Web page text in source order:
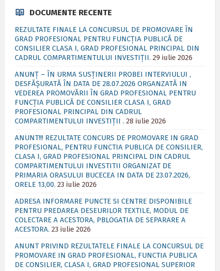
DOCUMENTE RECENTE
REZULTATE FINALE LA CONCURSUL DE PROMOVARE ÎN
GRAD PROFESIONAL PENTRU FUNCȚIA PUBLICĂ DE
CONSILIER CLASA I, GRAD PROFESIONAL PRINCIPAL DIN
CADRUL COMPARTIMENTULUI INVESTIȚII. 29 iulie 2026
ANUNȚ – ÎN URMA SUSȚINERII PROBEI INTERVIULUI ,
DESFĂȘURATĂ ÎN DATA DE 28.07.2026 ORGANZATĂ IN
VEDEREA PROMOVĂRII ÎN GRAD PROFESIONAL PENTRU
FUNCȚIA PUBLICĂ DE CONSILIER CLASA I, GRAD
PROFESIONAL PRINCIPAL DIN CADRUL
COMPARTIMENTULUI INVESTIȚII . 28 iulie 2026
ANUNT!!! REZULTATE CONCURS DE PROMOVARE IN GRAD
PROFESIONAL, PENTRU FUNCTIA PUBLICA DE CONSILIER,
CLASA I, GRAD PROFESIONAL PRINCIPAL DIN CADRUL
COMPARTIMENTULUI INVESTITII ORGANIZAT DE
PRIMARIA ORASULUI BUCECEA IN DATA DE 23.07.2026,
ORELE 13,00. 23 iulie 2026
ADRESA INFORMARE PUNCTE SI CENTRE DISPONIBILE
PENTRU PREDAREA DESEURILOR TEXTILE, MODUL DE
COLECTARE A ACESTORA, PBLOGATIA DE SEPARARE A
ACESTORA. 23 iulie 2026
ANUNT PRIVIND REZULTATELE FINALE LA CONCURSUL DE
PROMOVARE IN GRAD PROFESIONAL, FUNCTIA PUBLICA
DE CONSILIER, CLASA I, GRAD PROFESIONAL SUPERIOR